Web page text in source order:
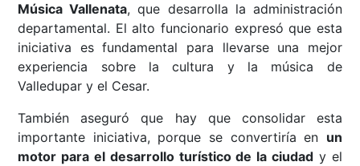
Música Vallenata, que desarrolla la administración
departamental. El alto funcionario expresó que esta
iniciativa es fundamental para llevarse una mejor
experiencia sobre la cultura y la música de
Valledupar y el Cesar.
También aseguró que hay que consolidar esta
importante iniciativa, porque se convertiría en un
motor para el desarrollo turístico de la ciudad y el